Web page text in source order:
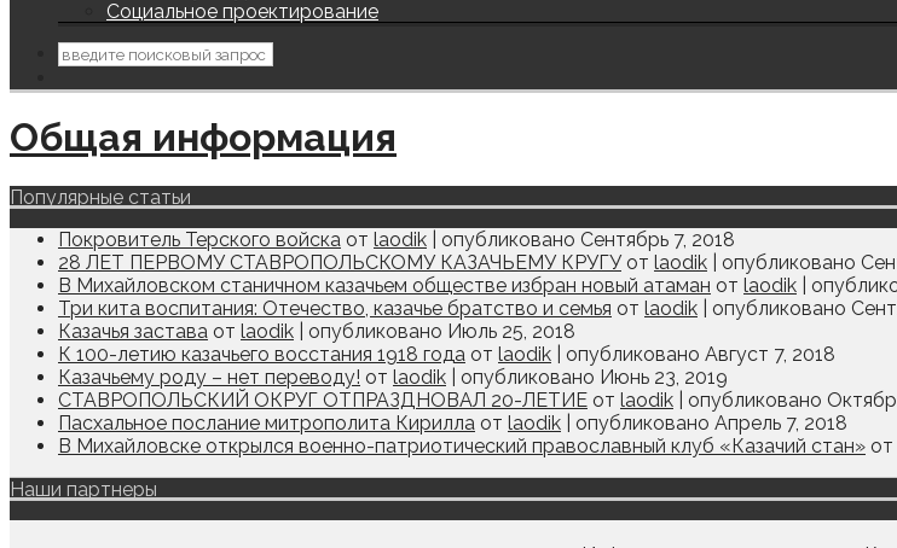
Социальное проектирование
Общая информация
Популярные статьи
Покровитель Терского войска от laodik
опубликовано Сентябрь 7, 2018
28 ЛЕТ ПЕРВОМУ СТАВРОПОЛЬСКОМУ КАЗАЧЬЕМУ КРУГУ от laodik
опубликовано
В Михайловском станичном казачьем обществе избран новый атаман от laodik
Три кита воспитания: Отечество, казачье братство и семья от laodik
опубликовано
Казачья застава от laodik
опубликовано Июль 25, 2018
К 100-летию казачьего восстания 1918 года от laodik
опубликовано Август 7, 2018
Казачьему роду – нет переводу! от laodik
опубликовано Июнь 23, 2019
СТАВРОПОЛЬСКИЙ ОКРУГ ОТПРАЗДНОВАЛ 20-ЛЕТИЕ от laodik
опубликовано
Пасхальное послание митрополита Кирилла от laodik
опубликовано Апрель 7, 2018
В Михайловске открылся военно-патриотический православный клуб «Казачий стан» от
Наши партнеры